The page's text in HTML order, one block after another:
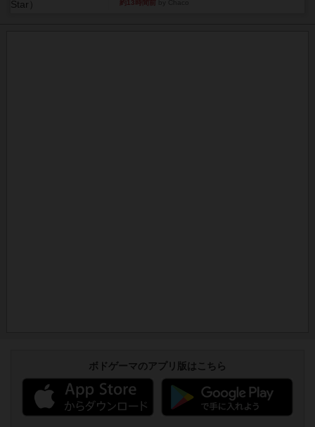
約13時間前
ボドゲーマのアプリ版はこちら